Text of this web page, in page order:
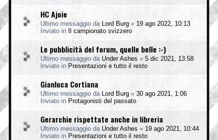
HC Ajoie
Ultimo messaggio da Lord Burg « 19 ago 2022, 10:13
Inviato in
Il campionato svizzero
Le pubblicità del forum, quelle belle :-)
Ultimo messaggio da Under Ashes « 5 dic 2021, 13:58
Inviato in Presentazioni e tutto il resto
Gianluca Cortiana
Ultimo messaggio da Lord Burg « 30 ago 2021, 1:06
Inviato in Protagonisti del passato
Gerarchie rispettate anche in libreria
Ultimo messaggio da Under Ashes « 19 ago 2021, 10:44
Inviato in Presentazioni e tutto il resto